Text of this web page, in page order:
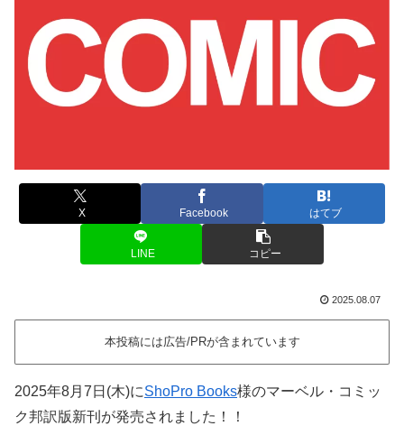
X Facebook はてブ
LINE コピー
2025.08.07
本投稿には広告/PRが含まれています
2025年8月7日(木)にShoPro Books様のマーベル・コミッ
ク邦訳版新刊が発売されました！！